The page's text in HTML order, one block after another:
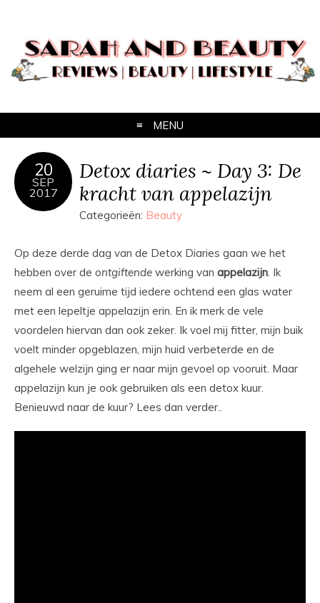
MENU
20
SEP
2017
Detox diaries ~ Day 3: De
kracht van appelazijn
Categorieën: Beauty
Op deze derde dag van de Detox Diaries gaan we het
hebben over de ontgiftende werking van appelazijn. Ik
neem al een geruime tijd iedere ochtend een glas water
met een lepeltje appelazijn erin. En ik merk de vele
voordelen hiervan dan ook zeker. Ik voel mij fitter, mijn buik
voelt minder opgeblazen, mijn huid verbeterde en de
algehele welzijn ging er naar mijn gevoel op vooruit. Maar
appelazijn kun je ook gebruiken als een detox kuur.
Benieuwd naar de kuur? Lees dan verder..